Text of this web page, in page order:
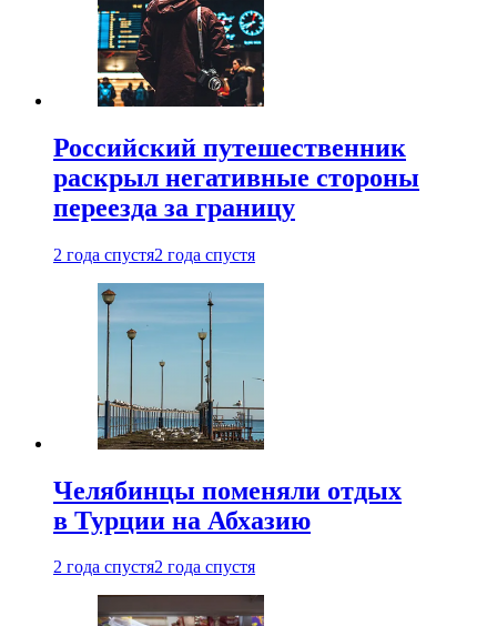
Российский путешественник
раскрыл негативные стороны
переезда за границу
2 года спустя2 года спустя
Челябинцы поменяли отдых
в Турции на Абхазию
2 года спустя2 года спустя